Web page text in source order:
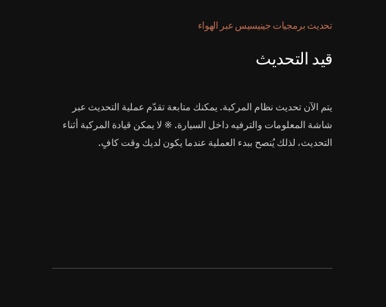
تحديث برمجيات جينيسيس عبر الهواء
قيد التحديث
يتم الآن تحديث نظام المركبة. يمكنك متابعة تقدّم عملية التحديث عبر
شاشة المعلومات والترفيه داخل السيارة. ※ لا يمكن قيادة المركبة أثناء
التحديث، لذلك يُنصح ببدء العملية عندما يكون لديك وقت كافٍ.